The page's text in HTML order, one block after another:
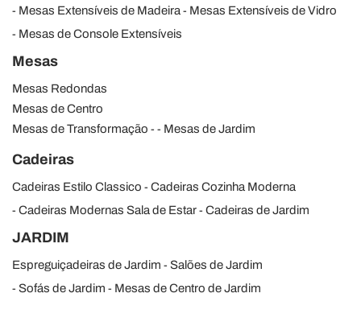
Mesas Extensíveis de Madeira
Mesas Extensíveis de Vidro
Mesas de Console Extensíveis
Mesas
Mesas Redondas
Mesas de Centro
Mesas de Transformação
Mesas de Jardim
Cadeiras
Cadeiras Estilo Classico
Cadeiras Cozinha Moderna
Cadeiras Modernas Sala de Estar
Cadeiras de Jardim
JARDIM
Espreguiçadeiras de Jardim
Salões de Jardim
Sofás de Jardim
Mesas de Centro de Jardim